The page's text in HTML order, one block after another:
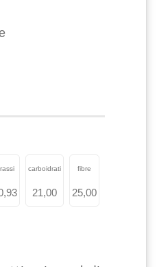
carboidrati
21,00
fibre
25,00